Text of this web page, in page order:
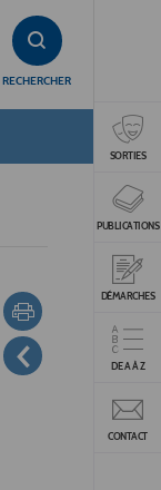
RECHERCHER
SORTIES
PUBLICATIONS
DÉMARCHES
DE A À Z
CONTACT